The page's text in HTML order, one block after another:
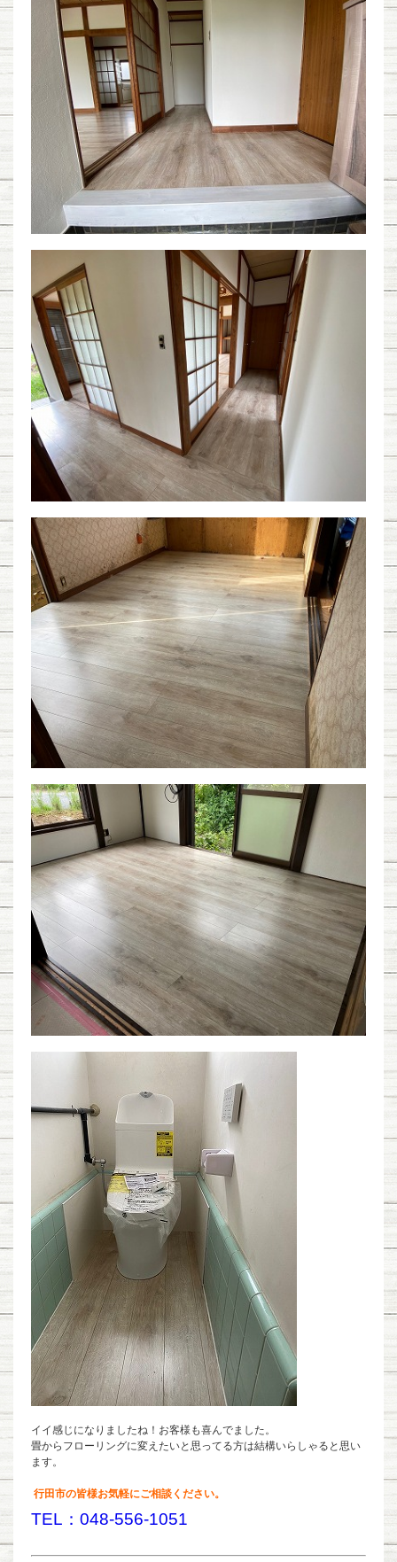
イイ感じになりましたね！お客様も喜んでました。
畳からフローリングに変えたいと思ってる方は結構いらしゃると思い
ます。
行田市の皆様お気軽にご相談ください。
TEL：048-556-1051